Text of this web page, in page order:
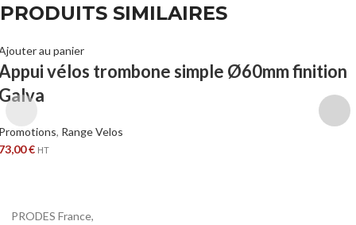
PRODUITS SIMILAIRES
au panier
vélos trombone simple Ø60mm finition
, Range Velos
€ HT
PRODES France,